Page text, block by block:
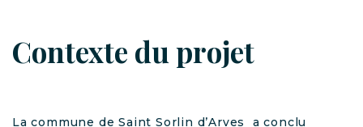
Contexte du projet
La commune de Saint Sorlin d’Arves a conclu